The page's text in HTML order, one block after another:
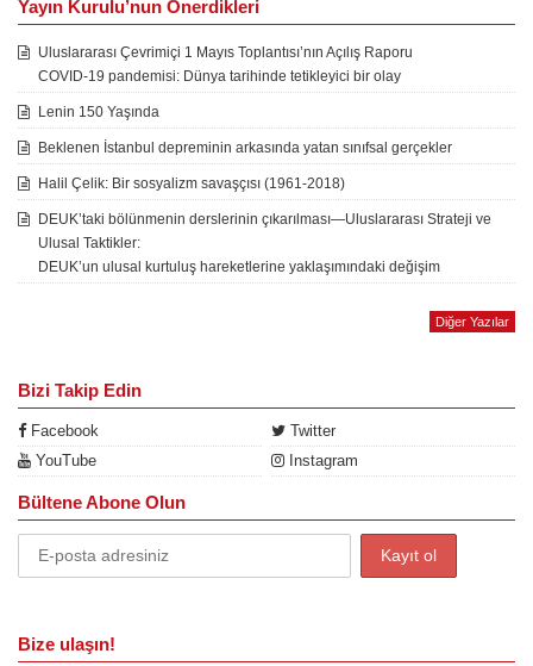
Yayın Kurulu’nun Önerdikleri
Uluslararası Çevrimiçi 1 Mayıs Toplantısı’nın Açılış Raporu
COVID-19 pandemisi: Dünya tarihinde tetikleyici bir olay
Lenin 150 Yaşında
Beklenen İstanbul depreminin arkasında yatan sınıfsal gerçekler
Halil Çelik: Bir sosyalizm savaşçısı (1961-2018)
DEUK’taki bölünmenin derslerinin çıkarılması—Uluslararası Strateji ve
Ulusal Taktikler:
DEUK’un ulusal kurtuluş hareketlerine yaklaşımındaki değişim
Diğer Yazılar
Bizi Takip Edin
Facebook
Twitter
YouTube
Instagram
Bültene Abone Olun
Bize ulaşın!